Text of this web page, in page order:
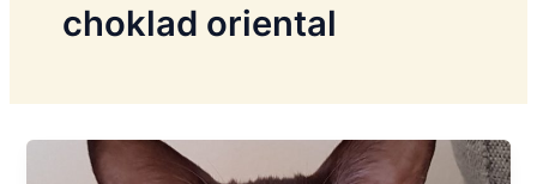
choklad oriental